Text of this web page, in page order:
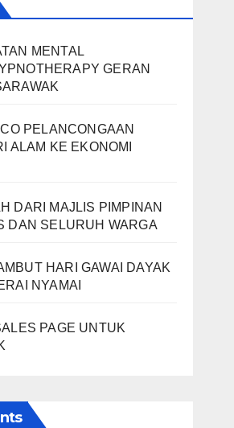
MENTAL
GERAN
PELANCONGAAN
ALAM KE EKONOMI
DARI MAJLIS PIMPINAN
DAN SELURUH WARGA
HARI GAWAI DAYAK
NYAMAI
PAGE UNTUK